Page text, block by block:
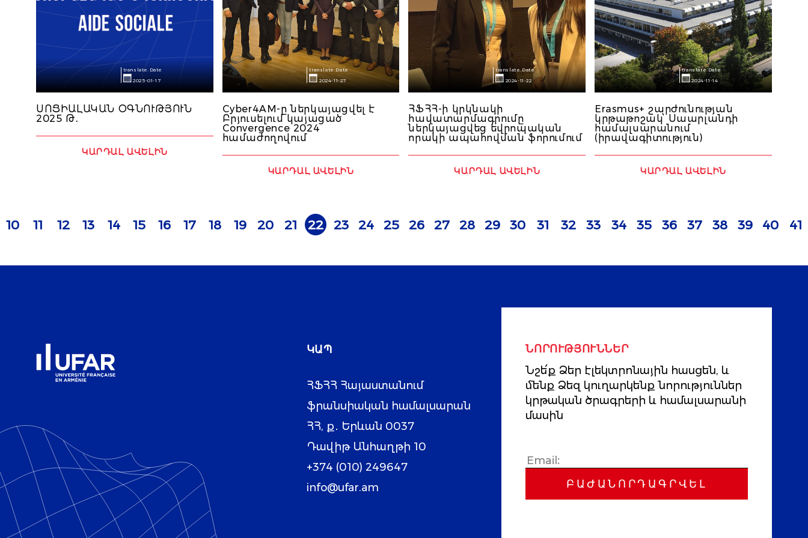
translate.Date
2025-01-17
ՍՈՑԻԱԼԱԿԱՆ ՕԳՆՈՒԹՅՈՒՆ
2025 Թ․
ԿԱՐԴԱԼ ԱՎԵԼԻՆ
translate.Date
2024-11-27
Cyber4AM-ը ներկայացվել է
Բրյուսելում կայացած
Convergence 2024
համաժողովում
ԿԱՐԴԱԼ ԱՎԵԼԻՆ
translate.Date
2024-11-22
ՀՖՀՀ-ի կրկնակի
հավատարմագրումը
ներկայացվեց եվրոպական
որակի ապահովման ֆորումում
ԿԱՐԴԱԼ ԱՎԵԼԻՆ
translate.Date
2024-11-14
Erasmus+ շարժունության
կրթաթոշակ՝ Սաարլանդի
համալսարանում
(իրավագիտություն)
ԿԱՐԴԱԼ ԱՎԵԼԻՆ
10 11 12 13 14 15 16 17 18 19 20 21 22 23 24 25 26 27 28 29 30 31 32 33 34 35 36 37 38 39 40 41
ԿԱՊ
ՀՖՀՀ Հայաստանում
ֆրանսիական համալսարան
ՀՀ, ք․ Երևան 0037
Դավիթ Անհաղթի 10
+374 (010) 249647
info@ufar.am
ՆՈՐՈՒԹՅՈՒՆՆԵՐ
Նշե՛ք Ձեր էլեկտրոնային հասցեն, և
մենք Ձեզ կուղարկենք նորություններ
կրթական ծրագրերի և համալսարանի
մասին
ԲԱԺԱՆՈՐԴԱԳՐՎԵԼ